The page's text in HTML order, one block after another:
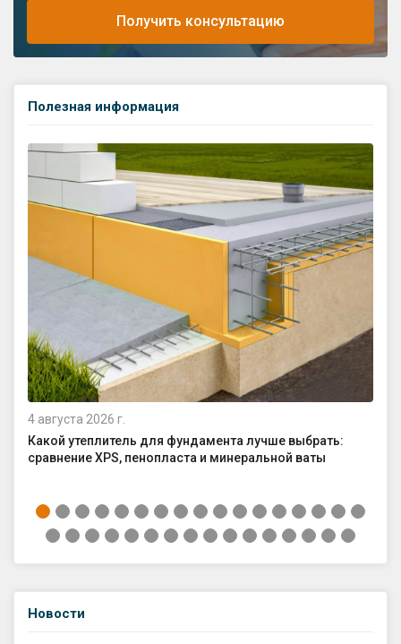
Новости
Получить консультацию
Полезная информация
4 августа 2026 г.
Какой утеплитель для фундамента лучше выбрать:
сравнение XPS, пенопласта и минеральной ваты